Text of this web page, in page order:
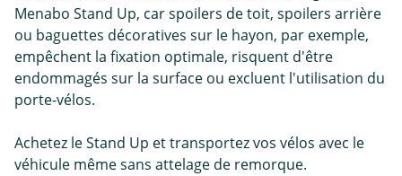
Menabo Stand Up, car spoilers de toit, spoilers arrière
ou baguettes décoratives sur le hayon, par exemple,
empêchent la fixation optimale, risquent d'être
endommagés sur la surface ou excluent l'utilisation du
porte-vélos.
Achetez le Stand Up et transportez vos vélos avec le
véhicule même sans attelage de remorque.